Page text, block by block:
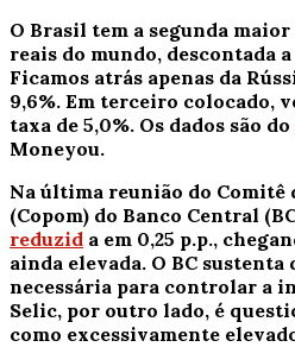
O Brasil tem a segunda
reais do mundo, descontada
Ficamos atrás apenas da
9,6%. Em terceiro colocado,
taxa de 5,0%. Os dados são do
Moneyou.
Na última reunião do
(Copom) do Banco Central
reduzid a em 0,25 p.p.,
ainda elevada. O BC sustenta
necessária para controlar a
Selic, por outro lado, é
como excessivamente